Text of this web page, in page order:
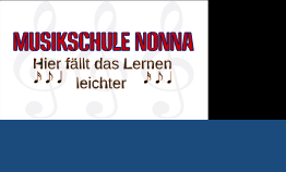
Inhalt
springen